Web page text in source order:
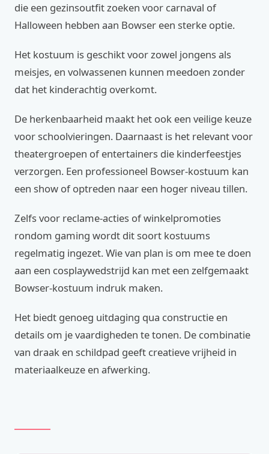
die een gezinsoutfit zoeken voor carnaval of
Halloween hebben aan Bowser een sterke optie.
Het kostuum is geschikt voor zowel jongens als
meisjes, en volwassenen kunnen meedoen zonder
dat het kinderachtig overkomt.
De herkenbaarheid maakt het ook een veilige keuze
voor schoolvieringen. Daarnaast is het relevant voor
theatergroepen of entertainers die kinderfeestjes
verzorgen. Een professioneel Bowser-kostuum kan
een show of optreden naar een hoger niveau tillen.
Zelfs voor reclame-acties of winkelpromoties
rondom gaming wordt dit soort kostuums
regelmatig ingezet. Wie van plan is om mee te doen
aan een cosplaywedstrijd kan met een zelfgemaakt
Bowser-kostuum indruk maken.
Het biedt genoeg uitdaging qua constructie en
details om je vaardigheden te tonen. De combinatie
van draak en schildpad geeft creatieve vrijheid in
materiaalkeuze en afwerking.